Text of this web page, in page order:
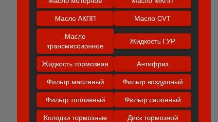
Масло АКПП Масло CVT
Масло
трансмиссионное
Жидкость ГУР
Жидкость тормозная Антифриз
Фильтр масляный Фильтр воздушный
Фильтр топливный Фильтр салонный
Колодки тормозные Диск тормозной